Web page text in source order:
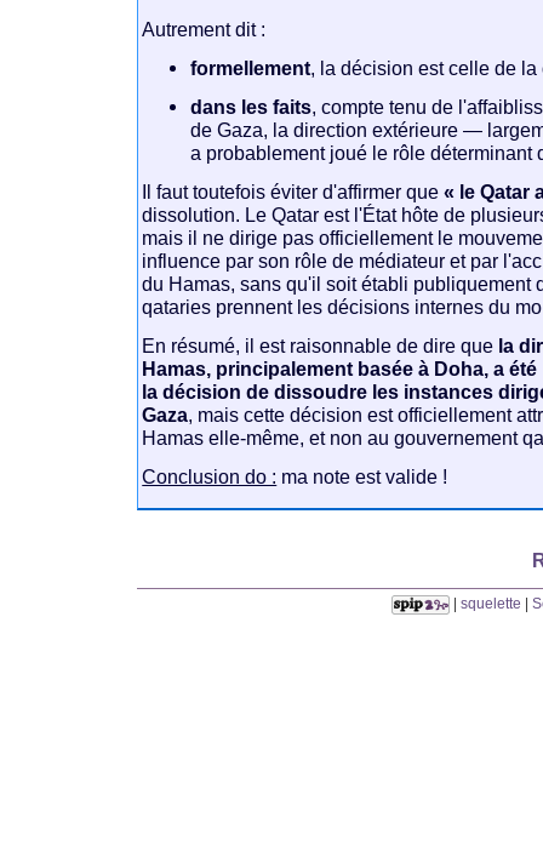
Autrement dit :
formellement , la décision est celle de
dans les faits , compte tenu de
de Gaza, la direction extérieure —
a probablement joué le rôle déterminant
Il faut toutefois éviter d'affirmer que« le Qatar
dissolution. Le Qatar est l'État hôte de
mais il ne dirige pas officiellement le
influence par son rôle de médiateur et par
du Hamas, sans qu'il soit établi publiquement
qataries prennent les décisions internes du
En résumé, il est raisonnable de dire que la
Hamas, principalement basée à Doha, a
la décision de dissoudre les instances
Gaza , mais cette décision est officiellement
Hamas elle-même, et non au gouvernement
Conclusion do : ma note est valide !
squelette